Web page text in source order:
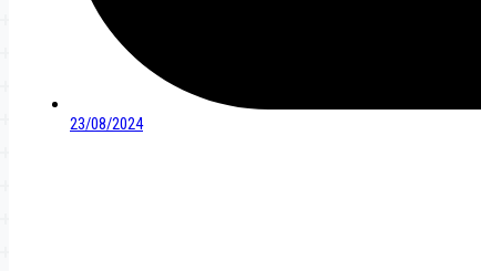
23/08/2024